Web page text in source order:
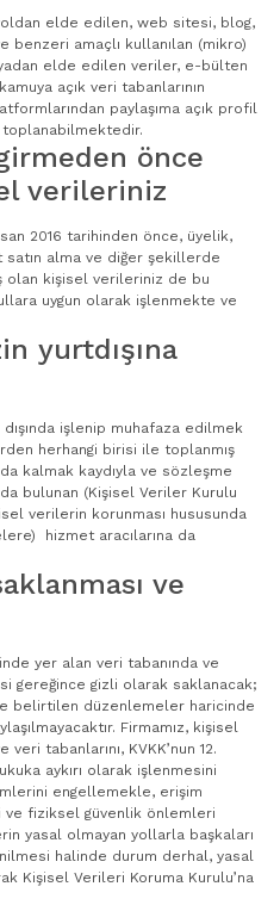
elde edilen, web sitesi, blog,
benzeri amaçlı kullanılan (mikro)
elde edilen veriler, e-bülten
açık veri tabanlarının
paylaşıma açık profil
önce
verileriniz
2016 tarihinden önce, üyelik,
alma ve diğer şekillerde
olan kişisel verileriniz de bu
uygun olarak işlenmekte ve
yurtdışına
işlenip muhafaza edilmek
herhangi birisi ile toplanmış
kalmak kaydıyla ve sözleşme
bulunan (Kişisel Veriler Kurulu
verilerin korunması hususunda
hizmet aracılarına da
ve
yer alan veri tabanında ve
gereğince gizli olarak saklanacak;
belirtilen düzenlemeler haricinde
Firmamız, kişisel
tabanlarını, KVKK’nun 12.
aykırı olarak işlenmesini
engellemekle, erişim
ve fiziksel güvenlik önlemleri
yasal olmayan yollarla başkaları
halinde durum derhal, yasal
Kişisel Verileri Koruma Kurulu’na